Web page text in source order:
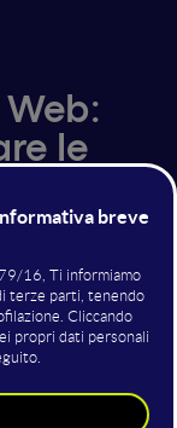
Web:
le
Allora come
strumento di
E quali
Strategie